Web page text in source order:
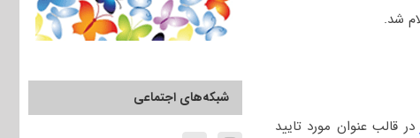
در قالب عنوان مورد تایید
شبکه‌های اجتماعی